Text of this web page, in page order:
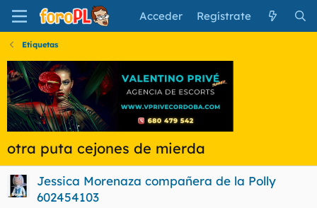
Acceder Regístrate
Etiquetas
otra puta cejones de mierda
Jessica Morenaza compañera de la Polly
602454103